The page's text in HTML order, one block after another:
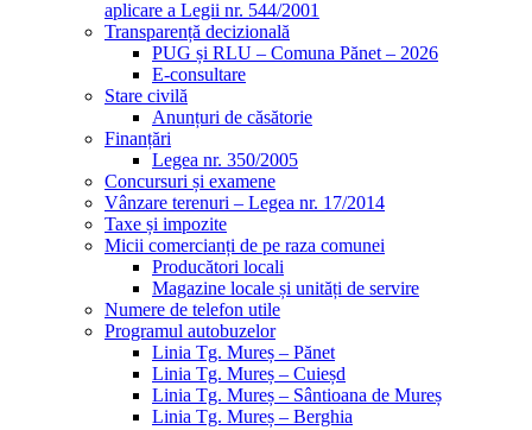
aplicare a Legii nr. 544/2001
Transparență decizională
PUG și RLU – Comuna Pănet – 2026
E-consultare
Stare civilă
Anunțuri de căsătorie
Finanțări
Legea nr. 350/2005
Concursuri și examene
Vânzare terenuri – Legea nr. 17/2014
Taxe și impozite
Micii comercianți de pe raza comunei
Producători locali
Magazine locale și unități de servire
Numere de telefon utile
Programul autobuzelor
Linia Tg. Mureș – Pănet
Linia Tg. Mureș – Cuieșd
Linia Tg. Mureș – Sântioana de Mureș
Linia Tg. Mureș – Berghia